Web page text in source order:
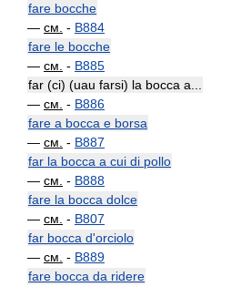
fare bocche
— см. - B884
fare le bocche
— см. - B885
far (ci) (uau farsi) la bocca a...
— см. - B886
fare a bocca e borsa
— см. - B887
far la bocca a cui di pollo
— см. - B888
fare la bocca dolce
— см. - B807
far bocca d'orciolo
— см. - B889
fare bocca da ridere